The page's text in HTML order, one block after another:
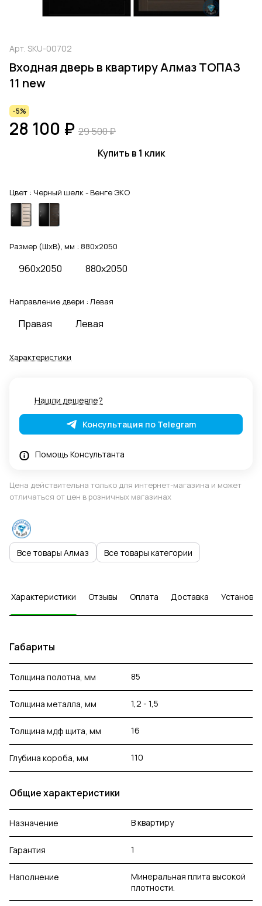
Арт. SKU-00702
Входная дверь в квартиру Алмаз ТОПАЗ
11 new
-5%
28 100 ₽ 29 500 ₽
Купить в 1 клик
Цвет : Черный шелк - Венге ЭКО
Размер (ШхВ), мм : 880x2050
960x2050 880x2050
Направление двери : Левая
Правая Левая
Характеристики
Нашли дешевле?
Консультация по Telegram
Помощь Консультанта
Цена действительна только для интернет-магазина и может
отличаться от цен в розничных магазинах
Все товары Алмаз Все товары категории
Характеристики Отзывы Оплата Доставка Установка
Габариты
Толщина полотна, мм 85
Толщина металла, мм 1,2 - 1,5
Толщина мдф щита, мм 16
Глубина короба, мм 110
Общие характеристики
Назначение В квартиру
Гарантия 1
Наполнение
Минеральная плита высокой
плотности.